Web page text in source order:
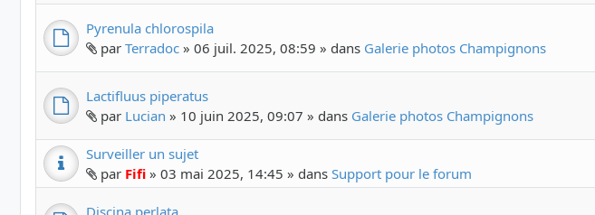
Pyrenula chlorospila
par Terradoc » 06 juil. 2025, 08:59 » dans Galerie photos Champignons
Lactifluus piperatus
par Lucian » 10 juin 2025, 09:07 » dans Galerie photos Champignons
Surveiller un sujet
par Fifi » 03 mai 2025, 14:45 » dans Support pour le forum
Discina perlata